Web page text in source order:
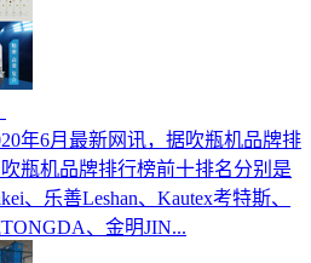
年6月最新网讯，据吹瓶机品牌排
瓶机品牌排行榜前十排名分别是
、乐善Leshan、Kautex考特斯、
、金明JIN...